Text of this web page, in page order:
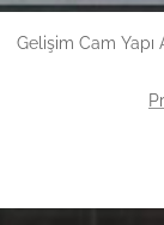
Gelişim Cam Yapı